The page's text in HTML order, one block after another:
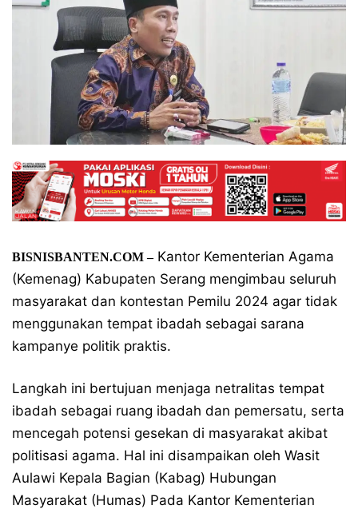
BISNISBANTEN.COM –Kantor Kementerian Agama
(Kemenag) Kabupaten Serang mengimbau seluruh
masyarakat dan kontestan Pemilu 2024 agar tidak
menggunakan tempat ibadah sebagai sarana
kampanye politik praktis.
Langkah ini bertujuan menjaga netralitas tempat
ibadah sebagai ruang ibadah dan pemersatu, serta
mencegah potensi gesekan di masyarakat akibat
politisasi agama. Hal ini disampaikan oleh Wasit
Aulawi Kepala Bagian (Kabag) Hubungan
Masyarakat (Humas) Pada Kantor Kementerian